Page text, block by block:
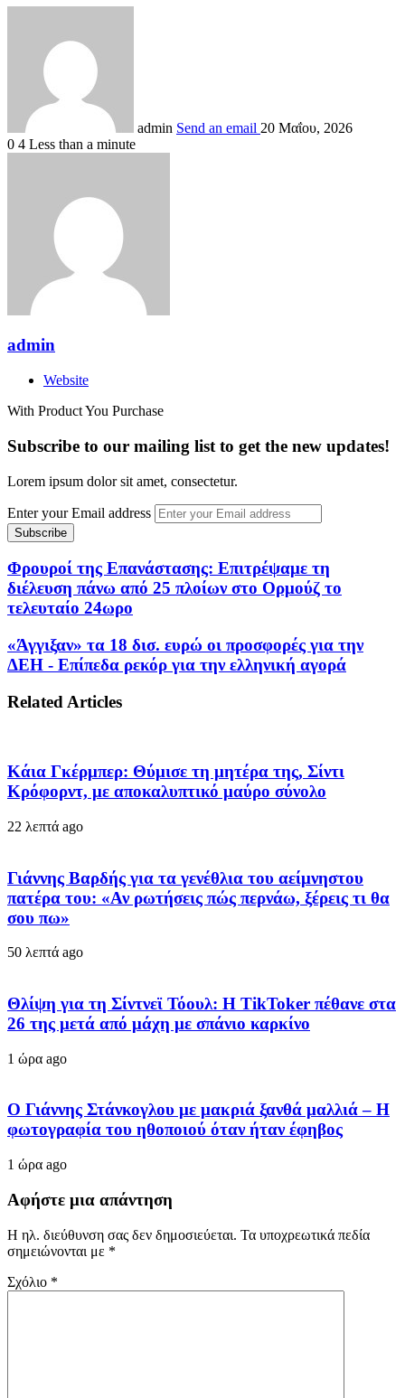
admin Send an email 20 Μαΐου, 2026
0 4 Less than a minute
admin
Website
With Product You Purchase
Subscribe to our mailing list to get the new updates!
Lorem ipsum dolor sit amet, consectetur.
Enter your Email address
Φρουροί της Επανάστασης: Επιτρέψαμε τη
διέλευση πάνω από 25 πλοίων στο Ορμούζ το
τελευταίο 24ωρο
«Άγγιξαν» τα 18 δισ. ευρώ οι προσφορές για την
ΔΕΗ - Επίπεδα ρεκόρ για την ελληνική αγορά
Related Articles
Κάια Γκέρμπερ: Θύμισε τη μητέρα της, Σίντι
Κρόφορντ, με αποκαλυπτικό μαύρο σύνολο
22 λεπτά ago
Γιάννης Βαρδής για τα γενέθλια του αείμνηστου
πατέρα του: «Αν ρωτήσεις πώς περνάω, ξέρεις τι θα
σου πω»
50 λεπτά ago
Θλίψη για τη Σίντνεϊ Τόουλ: Η TikToker πέθανε στα
26 της μετά από μάχη με σπάνιο καρκίνο
1 ώρα ago
Ο Γιάννης Στάνκογλου με μακριά ξανθά μαλλιά – Η
φωτογραφία του ηθοποιού όταν ήταν έφηβος
1 ώρα ago
Αφήστε μια απάντηση
Η ηλ. διεύθυνση σας δεν δημοσιεύεται. Τα υποχρεωτικά πεδία
σημειώνονται με *
Σχόλιο *